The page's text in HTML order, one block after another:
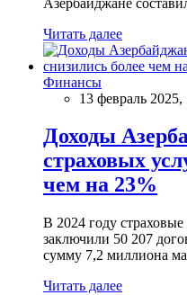
Читать далее
Финансы
13 февраль 2025,
Доходы
страховых
чем на 23%
В 2024 году
заключили 50 207
сумму 7,2 миллиона
Читать далее